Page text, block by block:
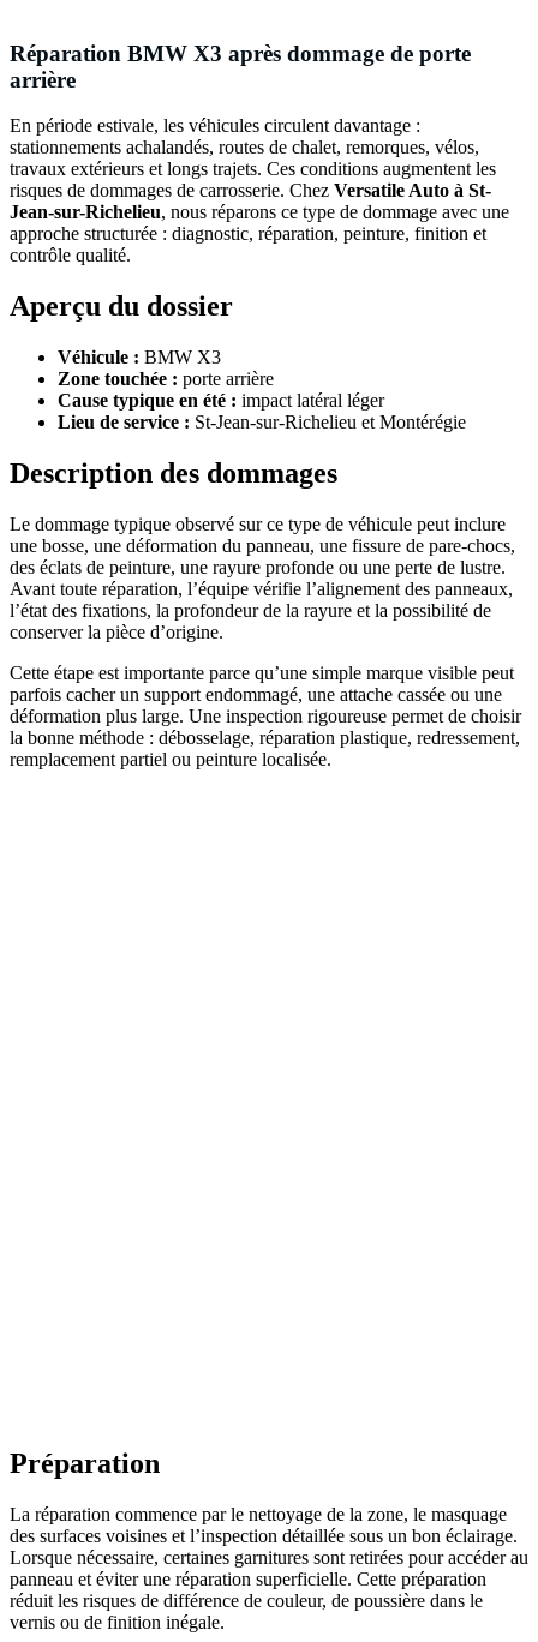
Réparation BMW X3 après dommage de porte
arrière
En période estivale, les véhicules circulent davantage :
stationnements achalandés, routes de chalet, remorques, vélos,
travaux extérieurs et longs trajets. Ces conditions augmentent les
risques de dommages de carrosserie. Chez Versatile Auto à St-
Jean-sur-Richelieu, nous réparons ce type de dommage avec une
approche structurée : diagnostic, réparation, peinture, finition et
contrôle qualité.
Aperçu du dossier
Véhicule : BMW X3
Zone touchée : porte arrière
Cause typique en été : impact latéral léger
Lieu de service : St-Jean-sur-Richelieu et Montérégie
Description des dommages
Le dommage typique observé sur ce type de véhicule peut inclure
une bosse, une déformation du panneau, une fissure de pare-chocs,
des éclats de peinture, une rayure profonde ou une perte de lustre.
Avant toute réparation, l’équipe vérifie l’alignement des panneaux,
l’état des fixations, la profondeur de la rayure et la possibilité de
conserver la pièce d’origine.
Cette étape est importante parce qu’une simple marque visible peut
parfois cacher un support endommagé, une attache cassée ou une
déformation plus large. Une inspection rigoureuse permet de choisir
la bonne méthode : débosselage, réparation plastique, redressement,
remplacement partiel ou peinture localisée.
Préparation
La réparation commence par le nettoyage de la zone, le masquage
des surfaces voisines et l’inspection détaillée sous un bon éclairage.
Lorsque nécessaire, certaines garnitures sont retirées pour accéder au
panneau et éviter une réparation superficielle. Cette préparation
réduit les risques de différence de couleur, de poussière dans le
vernis ou de finition inégale.